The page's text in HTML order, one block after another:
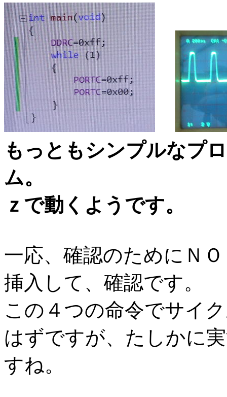
もっともシンプルなプ
ム。 １サイ
ｚで動くようです。
一応、確認のためにＮ
挿入して、確認です。
この４つの命令でサイ
はずですが、たしかに
すね。